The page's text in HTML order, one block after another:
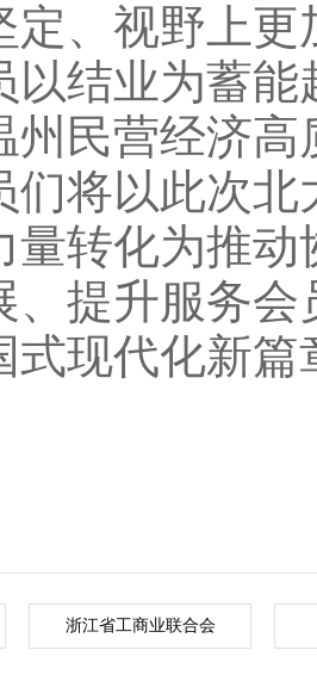
定、视野上
以结业为蓄
州民营经济高
们将以此次
量转化为推
、提升服务
式现代化新
浙江省工商业联合会